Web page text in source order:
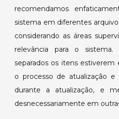
recomendamos
sistema em diferentes
considerando as áreas
relevância para o
separados os itens estiverem
o processo de atualização
durante a atualização, e
desnecessariamente em